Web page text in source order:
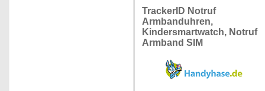
TrackerID Notruf
Armbanduhren,
Kindersmartwatch, Notruf
Armband SIM